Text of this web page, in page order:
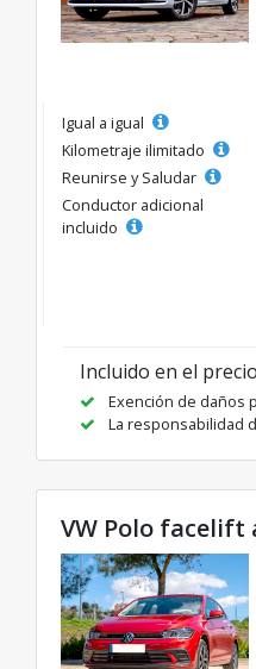
Igual a igual
Kilometraje ilimitado
Reunirse y Saludar
Conductor adicional
incluido
Incluido en el
Exención de daños
La responsabilidad
VW Polo facelift